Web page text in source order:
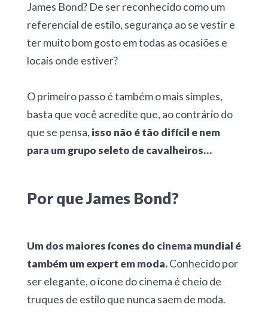
James Bond? De ser reconhecido como um
referencial de estilo, segurança ao se vestir e
ter muito bom gosto em todas as ocasiões e
locais onde estiver?
O primeiro passo é também o mais simples,
basta que você acredite que, ao contrário do
que se pensa, isso não é tão difícil e nem
para um grupo seleto de cavalheiros…
Por que James Bond?
Um dos maiores ícones do cinema mundial é
também um expert em moda.Conhecido por
ser elegante, o ícone do cinema é cheio de
truques de estilo que nunca saem de moda.